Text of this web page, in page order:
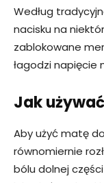
Według
nacisku na
zablokowane
łagodzi napięcie
Jak
Aby użyć matę
równomiernie
bólu dolnej